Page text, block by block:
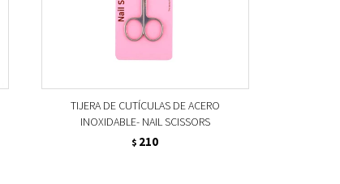
TIJERA DE CUTÍCULAS DE ACERO
INOXIDABLE- NAIL SCISSORS
$ 210